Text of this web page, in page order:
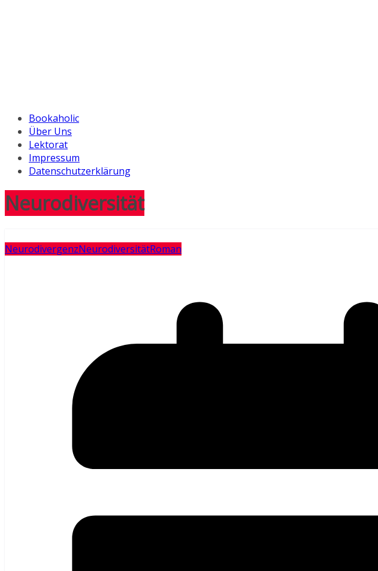
Bookaholic
Über Uns
Lektorat
Impressum
Datenschutzerklärung
Neurodiversität
NeurodivergenzNeurodiversitätRoman